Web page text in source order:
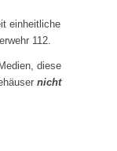
einheitliche
112.
diese
nicht